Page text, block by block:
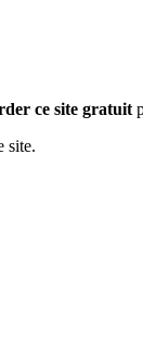
ce site gratuit
site.